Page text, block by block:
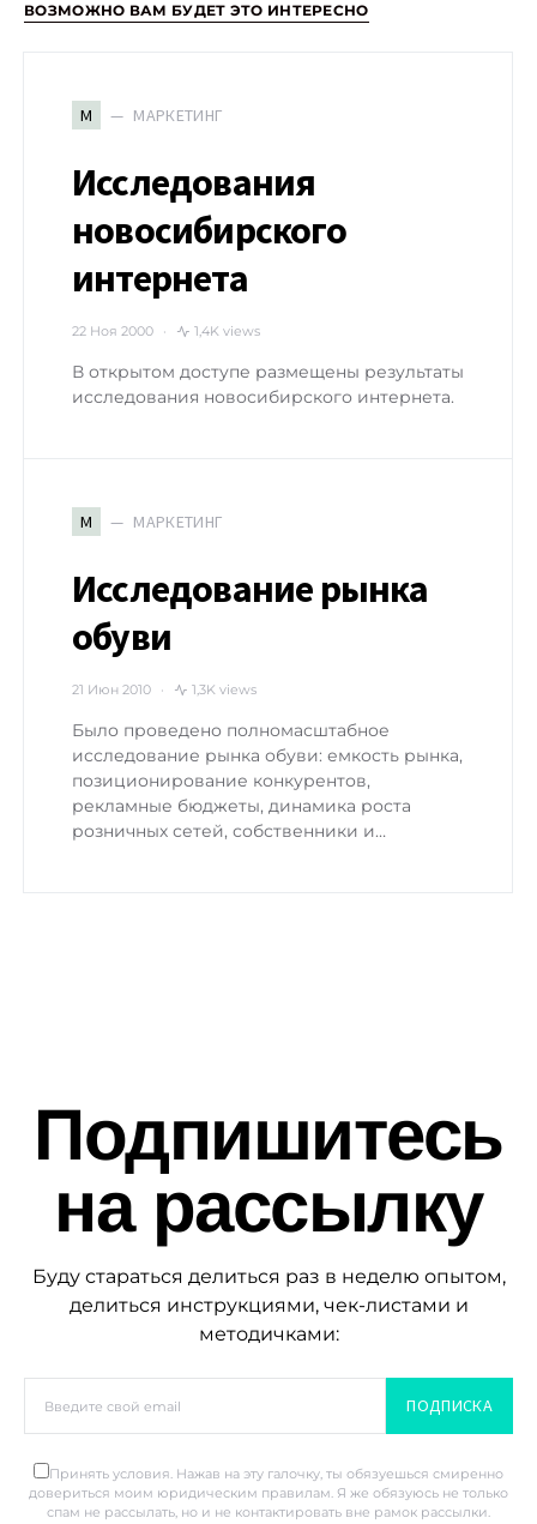
ВОЗМОЖНО ВАМ БУДЕТ ЭТО ИНТЕРЕСНО
М МАРКЕТИНГ
Исследования
новосибирского
интернета
22 Ноя 2000 1,4K views
В открытом доступе размещены результаты
исследования новосибирского интернета.
М МАРКЕТИНГ
Исследование рынка
обуви
21 Июн 2010 1,3K views
Было проведено полномасштабное
исследование рынка обуви: емкость рынка,
позиционирование конкурентов,
рекламные бюджеты, динамика роста
розничных сетей, собственники и…
Подпишитесь
на рассылку
Буду стараться делиться раз в неделю опытом,
делиться инструкциями, чек-листами и
методичками:
ПОДПИСКА
Принять условия. Нажав на эту галочку, ты обязуешься смиренно
довериться моим юридическим правилам. Я же обязуюсь не только
спам не рассылать, но и не контактировать вне рамок рассылки.